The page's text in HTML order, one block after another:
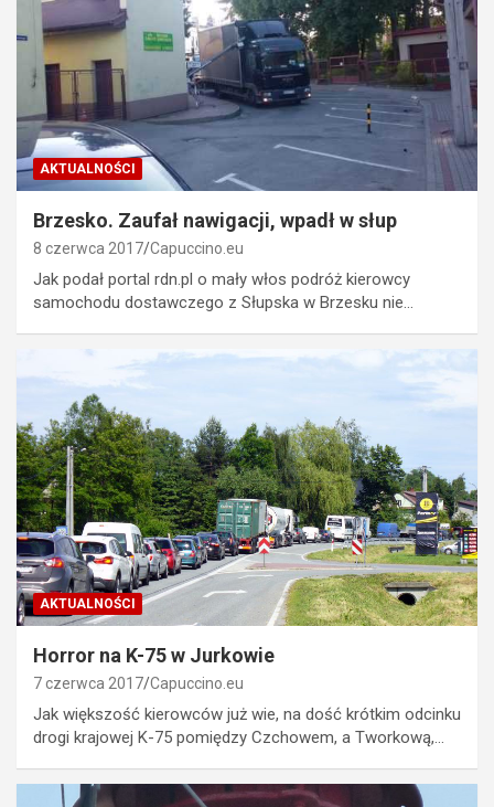
AKTUALNOŚCI
Brzesko. Zaufał nawigacji, wpadł w słup
8 czerwca 2017 Capuccino.eu
Jak podał portal rdn.pl o mały włos podróż kierowcy
samochodu dostawczego z Słupska w Brzesku nie…
AKTUALNOŚCI
Horror na K-75 w Jurkowie
7 czerwca 2017 Capuccino.eu
Jak większość kierowców już wie, na dość krótkim odcinku
drogi krajowej K-75 pomiędzy Czchowem, a Tworkową,…